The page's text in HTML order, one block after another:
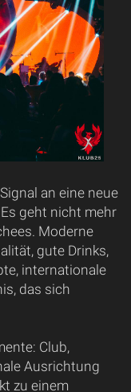
an eine neue
geht nicht mehr
Moderne
gute Drinks,
internationale
das sich
Club,
Ausrichtung
zu einem